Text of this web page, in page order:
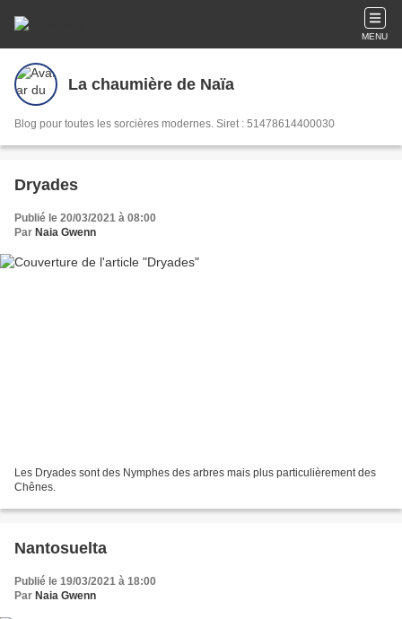
MENU
La chaumière de Naïa
Blog pour toutes les sorcières modernes. Siret : 51478614400030
Dryades
Publié le 20/03/2021 à 08:00
Par Naia Gwenn
Les Dryades sont des Nymphes des arbres mais plus particulièrement des
Chênes.
Nantosuelta
Publié le 19/03/2021 à 18:00
Par Naia Gwenn